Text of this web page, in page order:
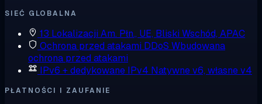
SIEĆ GLOBALNA
13 Lokalizacji Am. Płn., UE, Bliski Wschód, APAC
Ochrona przed atakami DDoS Wbudowana
ochrona przed atakami
IPv6 + dedykowane IPv4 Natywne v6, własne v4
PŁATNOŚCI I ZAUFANIE